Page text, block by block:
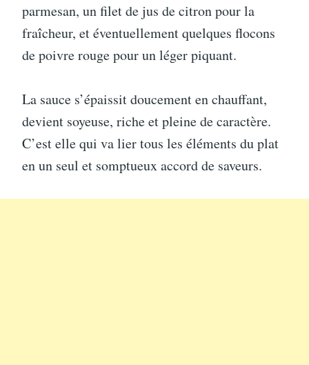
parmesan, un filet de jus de citron pour la
fraîcheur, et éventuellement quelques flocons
de poivre rouge pour un léger piquant.
La sauce s’épaissit doucement en chauffant,
devient soyeuse, riche et pleine de caractère.
C’est elle qui va lier tous les éléments du plat
en un seul et somptueux accord de saveurs.